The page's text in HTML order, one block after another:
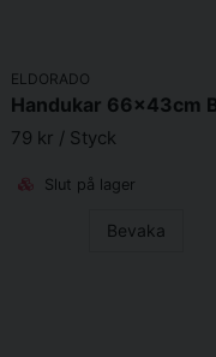
ELDORADO
Handukar 66x43cm
79 kr / Styck
Slut på lager
Bevaka